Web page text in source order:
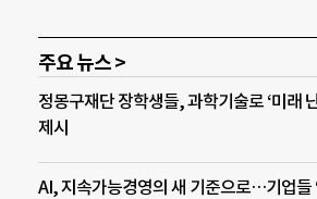
주요 뉴스 >
정몽구재단 장학생들, 과학기술로 ‘미래
제시
AI, 지속가능경영의 새 기준으로…기업들